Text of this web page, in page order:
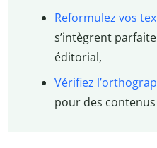
Reformulez vos
s’intègrent
éditorial,
Vérifiez
pour des